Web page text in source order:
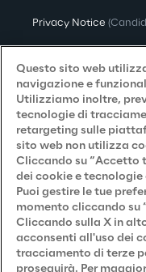
Privacy Notice
Privacy Notice
Privacy Notice
Accessibilità
Careers
Contacts
Questo sito web
navigazione e
Utilizziamo inoltre,
tecnologie di
retargeting sulle
sito web non utilizza
Cliccando su “Accetto
dei cookie e
Puoi gestire le tue
momento cliccando su
Cliccando sulla X in
acconsenti all'uso dei
tracciamento di terze
proseguirà. Per